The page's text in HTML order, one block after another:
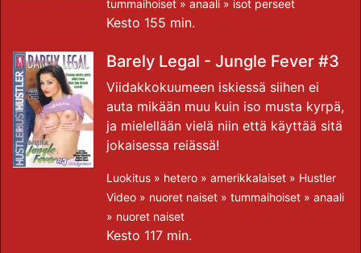
tummaihoiset » anaali » isot perseet
Kesto 155 min.
Barely Legal - Jungle Fever #3
Viidakkokuumeen iskiessä siihen ei
auta mikään muu kuin iso musta kyrpä,
ja mielellään vielä niin että käyttää sitä
jokaisessa reiässä!
Luokitus » hetero » amerikkalaiset » Hustler
Video » nuoret naiset » tummaihoiset » anaali
» nuoret naiset
Kesto 117 min.